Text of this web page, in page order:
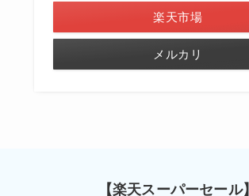
楽天市場
メルカリ
【楽天スーパーセール】